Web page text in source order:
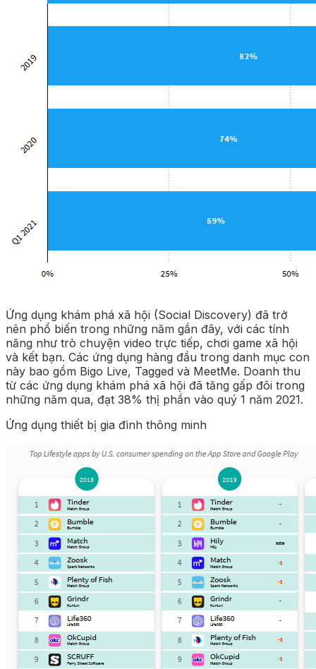
Ứng dụng khám phá xã hội (Social Discovery) đã trở
nên phổ biến trong những năm gần đây, với các tính
năng như trò chuyện video trực tiếp, chơi game xã hội
và kết bạn. Các ứng dụng hàng đầu trong danh mục con
này bao gồm Bigo Live, Tagged và MeetMe. Doanh thu
từ các ứng dụng khám phá xã hội đã tăng gấp đôi trong
những năm qua, đạt 38% thị phần vào quý 1 năm 2021.
Ứng dụng thiết bị gia đình thông minh